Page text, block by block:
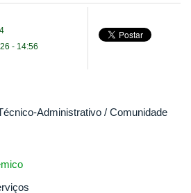
- 14:56
Administrativo / Comunidade